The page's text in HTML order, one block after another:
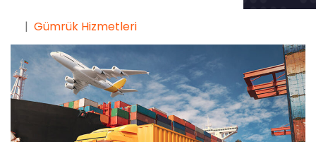
Gümrük Hizmetleri